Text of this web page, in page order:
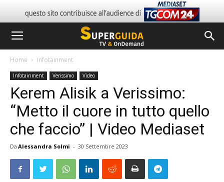
Home Infotainment
Infotainment Verissimo Video
Kerem Alisik a Verissimo:
“Metto il cuore in tutto quello
che faccio” | Video Mediaset
Da Alessandra Solmi - 30 Settembre 2023